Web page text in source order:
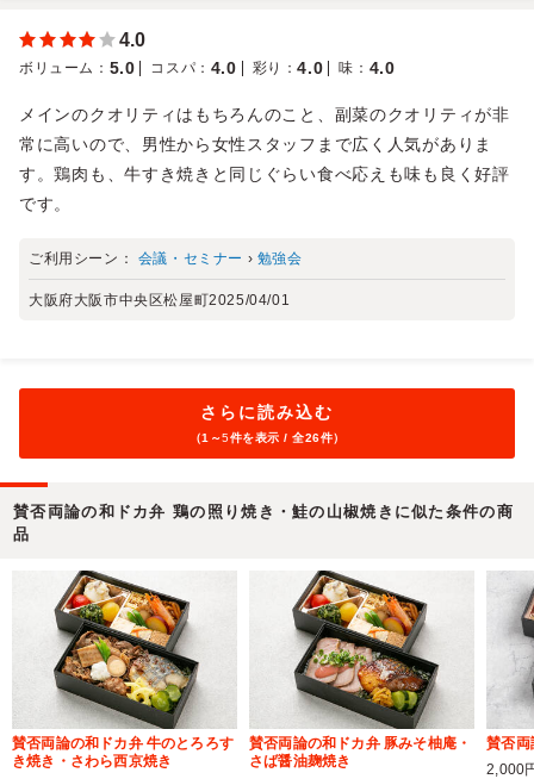
4.0
ボリューム ： 5.0 コスパ ： 4.0 彩り ：4.0 味 ： 4.0
メインのクオリティはもちろんのこと、副菜のクオリティが非
常に高いので、男性から女性スタッフまで広く人気がありま
す。鶏肉も、牛すき焼きと同じぐらい食べ応えも味も良く好評
です。
ご利用シーン： 会議・セミナー › 勉強会
大阪府大阪市中央区松屋町2025/04/01
さらに読み込む
（1～5件を表示 / 全26件）
賛否両論の和ドカ弁 鶏の照り焼き・鮭の山椒焼きに似た条件の商
品
賛否両論の和ドカ弁 牛のとろろす
き焼き・さわら西京焼き
賛否両論の和ドカ弁 豚みそ柚庵・
さば醤油麹焼き
賛否両
2,000